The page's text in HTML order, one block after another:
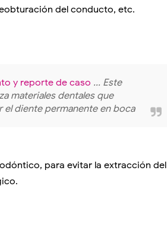
del conducto, etc.
y reporte de caso ... Este
materiales dentales que
el diente permanente en boca
para evitar la extracción del